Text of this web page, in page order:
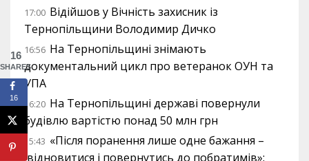
17:00 Відійшов у Вічність захисник із
Тернопільщини Володимир Дичко
16:56 На Тернопільщині знімають
документальний цикл про ветеранок ОУН та
УПА
16:20 На Тернопільщині державі повернули
будівлю вартістю понад 50 млн грн
15:43 «Після поранення лише одне бажання –
відновитися і повернутись до побратимів»:
16
SHARES
16